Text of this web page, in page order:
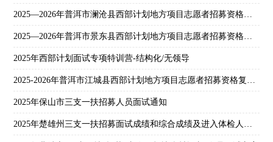
2025—2026年普洱市澜沧县西部计划地方项目志愿者招募资格复审及面试公告
2025—2026年普洱市景东县西部计划地方项目志愿者招募资格复审和面试公告
2025年西部计划面试专项特训营-结构化/无领导
2025-2026年普洱市江城县西部计划地方项目志愿者招募资格复审及面试相关事宜公告
2025年保山市三支一扶招募人员面试通知
2025年楚雄州三支一扶招募面试成绩和综合成绩及进入体检人员名单公告